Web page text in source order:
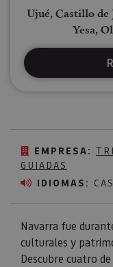
EMPRESA:
GUIADAS
IDIOMAS:
Navarra fue
culturales y
Descubre cuatro
Ujué, Castillo de
Yesa,